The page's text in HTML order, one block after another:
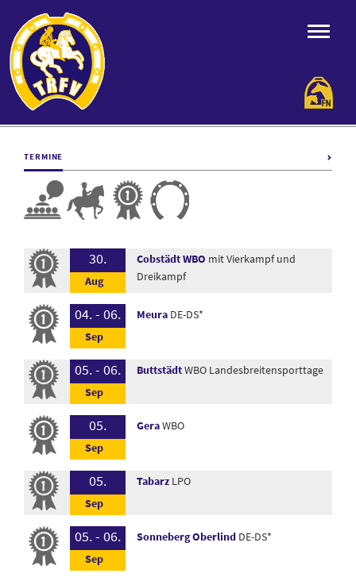
TERMINE
30. Cobstädt WBO mit Vierkampf und
Dreikampf
04. - 06. MeuraDE-DS*
05. - 06. ButtstädtWBO Landesbreitensporttage
05. GeraWBO
05. TabarzLPO
05. - 06. Sonneberg OberlindDE-DS*